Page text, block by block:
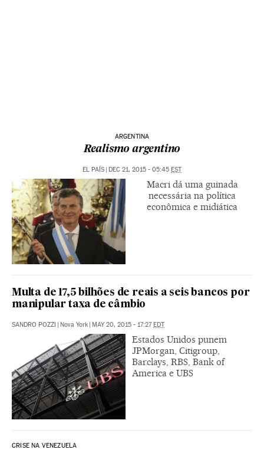
ARGENTINA
Realismo argentino
EL PAÍS | DEC 21, 2015 - 05:45 EST
Macri dá uma guinada
necessária na política
econômica e midiática
Multa de 17,5 bilhões de reais a seis bancos por
manipular taxa de câmbio
SANDRO POZZI | Nova York | MAY 20, 2015 - 17:27EDT
Estados Unidos punem
JPMorgan, Citigroup,
Barclays, RBS, Bank of
America e UBS
CRISE NA VENEZUELA